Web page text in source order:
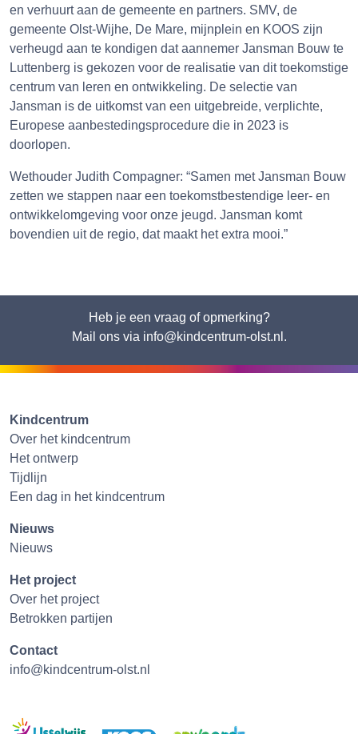
en verhuurt aan de gemeente en partners. SMV, de
gemeente Olst-Wijhe, De Mare, mijnplein en KOOS zijn
verheugd aan te kondigen dat aannemer Jansman Bouw te
Luttenberg is gekozen voor de realisatie van dit toekomstige
centrum van leren en ontwikkeling. De selectie van
Jansman is de uitkomst van een uitgebreide, verplichte,
Europese aanbestedingsprocedure die in 2023 is
doorlopen.
Wethouder Judith Compagner: “Samen met Jansman Bouw
zetten we stappen naar een toekomstbestendige leer- en
ontwikkelomgeving voor onze jeugd. Jansman komt
bovendien uit de regio, dat maakt het extra mooi.”
Heb je een vraag of opmerking?
Mail ons via info@kindcentrum-olst.nl.
Kindcentrum
Over het kindcentrum
Het ontwerp
Tijdlijn
Een dag in het kindcentrum
Nieuws
Nieuws
Het project
Over het project
Betrokken partijen
Contact
info@kindcentrum-olst.nl